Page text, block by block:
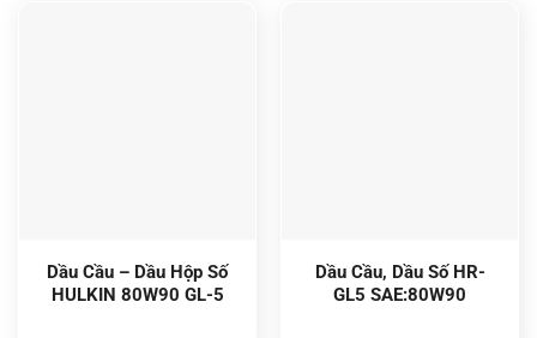
Dầu Cầu – Dầu Hộp Số
HULKIN 80W90 GL-5
Dầu Cầu, Dầu Số HR-
GL5 SAE:80W90